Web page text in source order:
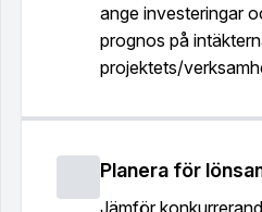
ange investeringar
prognos på
projektets/
Planera för
Jämför